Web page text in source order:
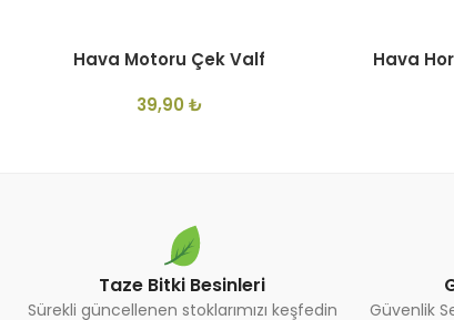
Hava Motoru Çek Valf
39,90 ₺
Hava
Taze Bitki Besinleri
Sürekli güncellenen stoklarımızı keşfedin Güvenlik